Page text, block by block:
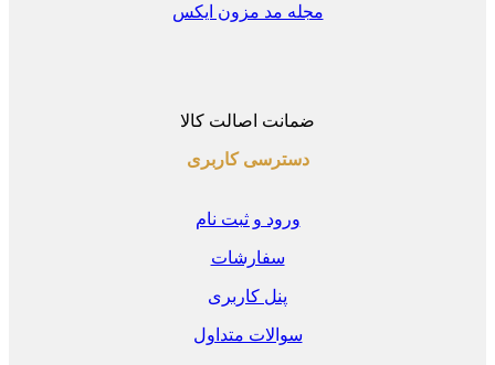
مجله مد مزون ایکس
ضمانت اصالت کالا
دسترسی کاربری
ورود و ثبت نام
سفارشات
پنل کاربری
سوالات متداول